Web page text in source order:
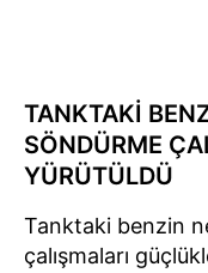
TANKTAKİ
SÖNDÜRME
YÜRÜTÜLDÜ
Tanktaki benzin
çalışmaları